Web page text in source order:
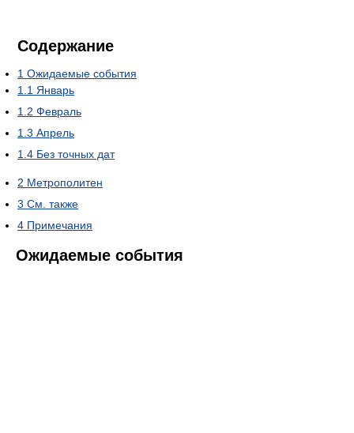
Содержание
1 Ожидаемые события
1.1 Январь
1.2 Февраль
1.3 Апрель
1.4 Без точных дат
2 Метрополитен
3 См. также
4 Примечания
Ожидаемые события